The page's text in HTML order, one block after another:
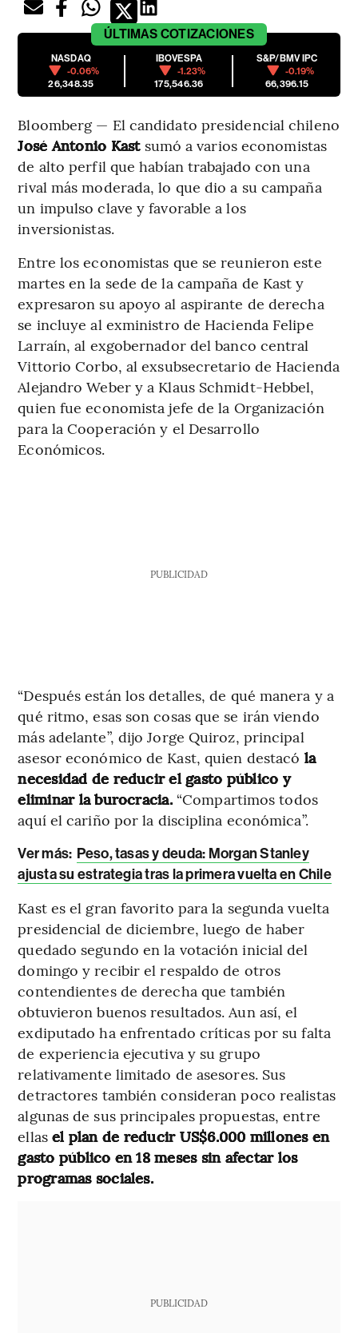
ÚLTIMAS COTIZACIONES
NASDAQ
-0.06%
26,348.35
IBOVESPA
-1.23%
175,546.36
S&P/BMV IPC
-0.19%
66,396.15
Bloomberg — El candidato presidencial chileno
José Antonio Kastsumó a varios economistas
de alto perfil que habían trabajado con una
rival más moderada, lo que dio a su campaña
un impulso clave y favorable a los
inversionistas.
Entre los economistas que se reunieron este
martes en la sede de la campaña de Kast y
expresaron su apoyo al aspirante de derecha
se incluye al exministro de Hacienda Felipe
Larraín, al exgobernador del banco central
Vittorio Corbo, al exsubsecretario de Hacienda
Alejandro Weber y a Klaus Schmidt-Hebbel,
quien fue economista jefe de la Organización
para la Cooperación y el Desarrollo
Económicos.
PUBLICIDAD
“Después están los detalles, de qué manera y a
qué ritmo, esas son cosas que se irán viendo
más adelante”, dijo Jorge Quiroz, principal
asesor económico de Kast, quien destacó la
necesidad de reducir el gasto público y
eliminar la burocracia.“Compartimos todos
aquí el cariño por la disciplina económica”.
Ver más: Peso, tasas y deuda: Morgan Stanley
ajusta su estrategia tras la primera vuelta en Chile
Kast es el gran favorito para la segunda vuelta
presidencial de diciembre, luego de haber
quedado segundo en la votación inicial del
domingo y recibir el respaldo de otros
contendientes de derecha que también
obtuvieron buenos resultados. Aun así, el
exdiputado ha enfrentado críticas por su falta
de experiencia ejecutiva y su grupo
relativamente limitado de asesores. Sus
detractores también consideran poco realistas
algunas de sus principales propuestas, entre
ellas el plan de reducir US$6.000 millones en
gasto público en 18 meses sin afectar los
programas sociales.
PUBLICIDAD